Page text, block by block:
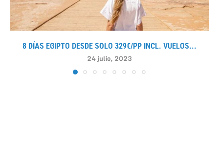
8 DÍAS EGIPTO DESDE SOLO 329€/PP INCL. VUELOS...
24 julio, 2023